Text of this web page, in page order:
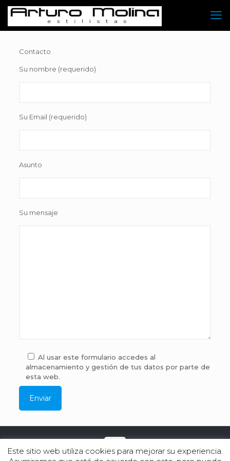
Contacto
Su nombre (requerido)
Su Email (requerido)
Asunto
Su mensaje
Al usar este formulario accedes al
almacenamiento y gestión de tus datos por parte de
esta web.
Este sitio web utiliza cookies para mejorar su experiencia.